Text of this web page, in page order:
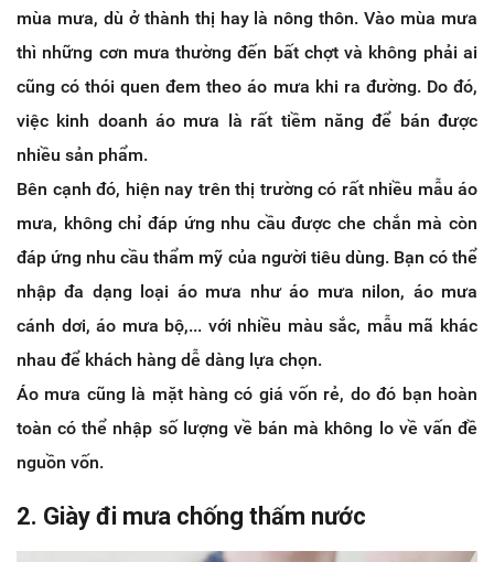
mùa mưa, dù ở thành thị hay là nông thôn. Vào mùa mưa
thì những cơn mưa thường đến bất chợt và không phải ai
cũng có thói quen đem theo áo mưa khi ra đường. Do đó,
việc kinh doanh áo mưa là rất tiềm năng để bán được
nhiều sản phẩm.
Bên cạnh đó, hiện nay trên thị trường có rất nhiều mẫu áo
mưa, không chỉ đáp ứng nhu cầu được che chắn mà còn
đáp ứng nhu cầu thẩm mỹ của người tiêu dùng. Bạn có thể
nhập đa dạng loại áo mưa như áo mưa nilon, áo mưa
cánh dơi, áo mưa bộ,... với nhiều màu sắc, mẫu mã khác
nhau để khách hàng dễ dàng lựa chọn.
Áo mưa cũng là mặt hàng có giá vốn rẻ, do đó bạn hoàn
toàn có thể nhập số lượng về bán mà không lo về vấn đề
nguồn vốn.
2. Giày đi mưa chống thấm nước